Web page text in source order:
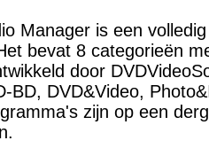
Manager is een
bevat 8 categorieën
door
BD, DVD&Video,
zijn op een